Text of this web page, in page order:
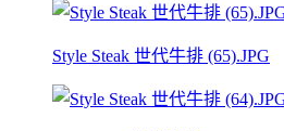
Style Steak 世代牛排 (65).JPG